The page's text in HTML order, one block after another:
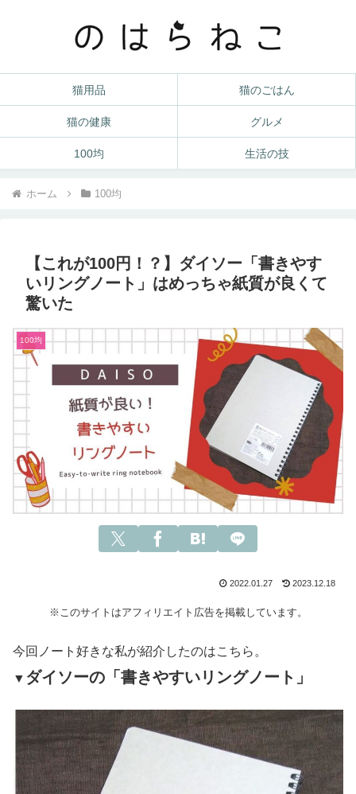
猫用品 猫のごはん
猫の健康 グルメ
100均 生活の技
ホーム 100均
【これが100円！？】ダイソー「書きやす
いリングノート」はめっちゃ紙質が良くて
驚いた
100均
2022.01.27 2023.12.18
※このサイトはアフィリエイト広告を掲載しています。
今回ノート好きな私が紹介したのはこちら。
▼ ダイソーの「書きやすいリングノート」